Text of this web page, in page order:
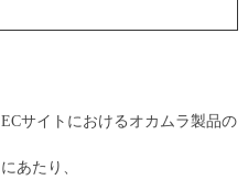
サイトにおけるオカムラ製品の
あたり、